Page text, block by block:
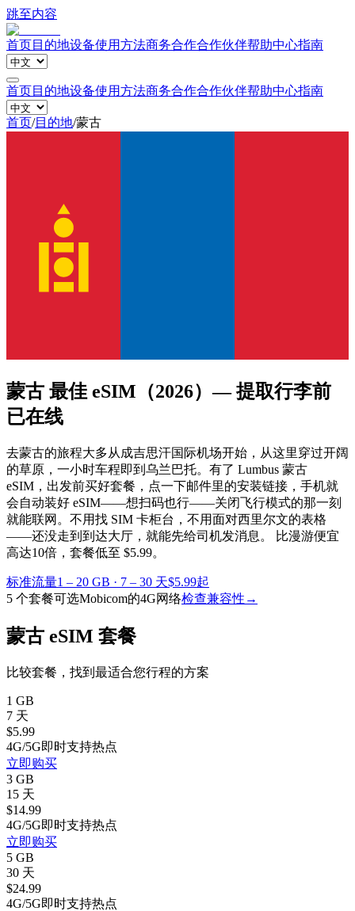
跳至内容
首页目的地设备使用方法商务合作合作伙伴帮助中心指南
首页目的地设备使用方法商务合作合作伙伴帮助中心指南
首页/目的地/蒙古
蒙古 最佳 eSIM （2026）— 提取行李前
已在线
去蒙古的旅程大多从成吉思汗国际机场开始，从这里穿过开阔
的草原，一小时车程即到乌兰巴托。有了 Lumbus 蒙古
eSIM，出发前买好套餐，点一下邮件里的安装链接，手机就
会自动装好 eSIM——想扫码也行——关闭飞行模式的那一刻
就能联网。不用找 SIM 卡柜台，不用面对西里尔文的表格
——还没走到到达大厅，就能先给司机发消息。
比漫游便宜
高达10倍，套餐低至 $5.99。
标准流量1 – 20 GB · 7 – 30 天$5.99起
5 个套餐可选Mobicom的4G网络检查兼容性 →
蒙古 eSIM 套餐
比较套餐，找到最适合您行程的方案
1 GB
7 天
$5.99
4G/5G即时支持热点
立即购买
3 GB
15 天
$14.99
4G/5G即时支持热点
立即购买
5 GB
30 天
$24.99
4G/5G即时支持热点